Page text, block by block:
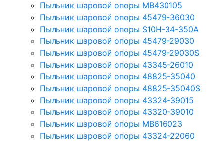
Пыльник шаровой опоры MB430105
Пыльник шаровой опоры 45479-36030
Пыльник шаровой опоры S10H-34-350A
Пыльник шаровой опоры 45479-29030
Пыльник шаровой опоры 45479-29030S
Пыльник шаровой опоры 43345-26010
Пыльник шаровой опоры 48825-35040
Пыльник шаровой опоры 48825-35040S
Пыльник шаровой опоры 43324-39015
Пыльник шаровой опоры 43320-39010
Пыльник шаровой опоры MB616023
Пыльник шаровой опоры 43324-22060